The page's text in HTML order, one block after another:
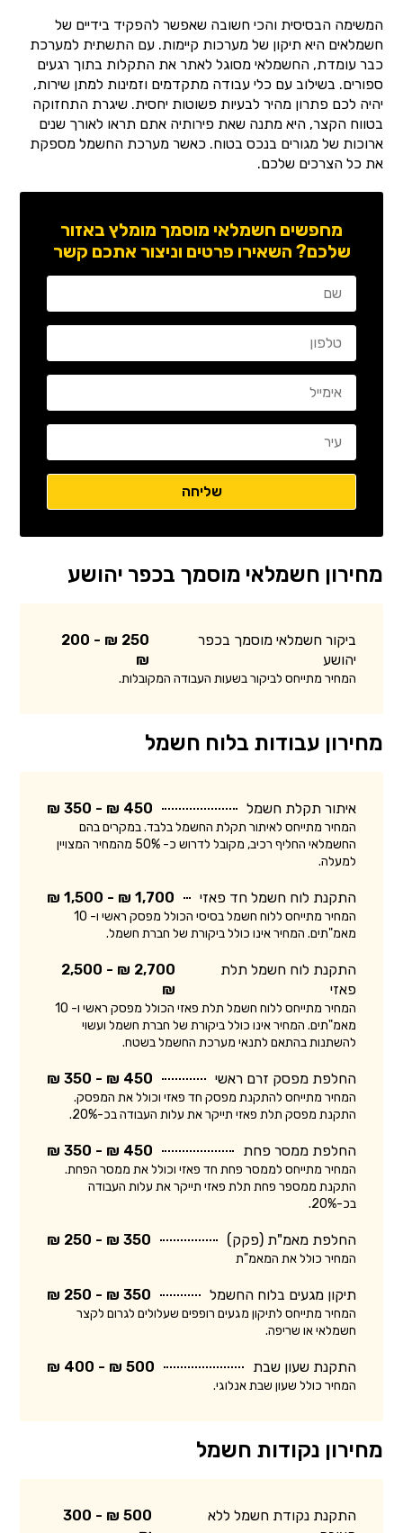
המשימה הבסיסית והכי חשובה שאפשר להפקיד בידיים של
חשמלאים היא תיקון של מערכות קיימות. עם התשתית למערכת
כבר עומדת, החשמלאי מסוגל לאתר את התקלות בתוך רגעים
ספורים. בשילוב עם כלי עבודה מתקדמים וזמינות למתן שירות,
יהיה לכם פתרון מהיר לבעיות פשוטות יחסית. שיגרת התחזוקה
בטווח הקצר, היא מתנה שאת פירותיה אתם תראו לאורך שנים
ארוכות של מגורים בנכס בטוח. כאשר מערכת החשמל מספקת
את כל הצרכים שלכם.
מחפשים חשמלאי מוסמך מומלץ באזור
שלכם? השאירו פרטים וניצור אתכם קשר
מחירון חשמלאי מוסמך בכפר יהושע
ביקור חשמלאי מוסמך בכפר
יהושע
250 ₪ - 200
₪
המחיר מתייחס לביקור בשעות העבודה המקובלות.
מחירון עבודות בלוח חשמל
איתור תקלת חשמל 450 ₪ - 350 ₪
המחיר מתייחס לאיתור תקלת החשמל בלבד. במקרים בהם
החשמלאי החליף רכיב, מקובל לדרוש כ- 50% מהמחיר המצויין
למעלה.
התקנת לוח חשמל חד פאזי 1,700 ₪ - 1,500 ₪
המחיר מתייחס ללוח חשמל בסיסי הכולל מפסק ראשי ו- 10
מאמ"תים. המחיר אינו כולל ביקורת של חברת חשמל.
התקנת לוח חשמל תלת
פאזי
2,700 ₪ - 2,500
₪
המחיר מתייחס ללוח חשמל תלת פאזי הכולל מפסק ראשי ו- 10
מאמ"תים. המחיר אינו כולל ביקורת של חברת חשמל ועשוי
להשתנות בהתאם לתנאי מערכת החשמל בשטח.
החלפת מפסק זרם ראשי 450 ₪ - 350 ₪
המחיר מתייחס להתקנת מפסק חד פאזי וכולל את המפסק.
התקנת מפסק תלת פאזי תייקר את עלות העבודה בכ-20%.
החלפת ממסר פחת 450 ₪ - 350 ₪
המחיר מתייחס לממסר פחת חד פאזי וכולל את ממסר הפחת.
התקנת ממספר פחת תלת פאזי תייקר את עלות העבודה
בכ-20%.
החלפת מאמ"ת (פקק) 350 ₪ - 250 ₪
המחיר כולל את המאמ"ת
תיקון מגעים בלוח החשמל 350 ₪ - 250 ₪
המחיר מתייחס לתיקון מגעים רופפים שעלולים לגרום לקצר
חשמלאי או שריפה.
התקנת שעון שבת 500 ₪ - 400 ₪
המחיר כולל שעון שבת אנלוגי.
מחירון נקודות חשמל
התקנת נקודת חשמל ללא
500 ₪ - 300